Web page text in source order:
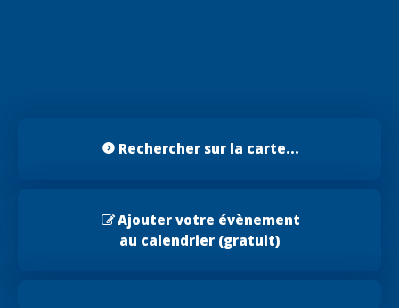
Rechercher sur la carte...
Ajouter votre évènement
au calendrier (gratuit)